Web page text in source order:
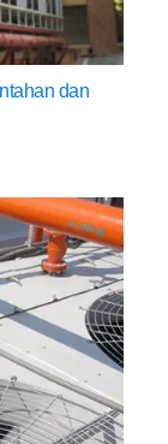
dan